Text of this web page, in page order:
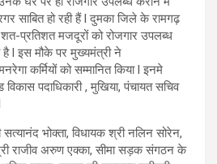
साबित हो रही हैं l दुमका जिले के रामगढ़
प्रतिशत मजदूरों को रोजगार उपलब्ध
है l इस मौके पर मुख्यमंत्री ने
कर्मियों को सम्मानित किया l इनमे
विकास पदाधिकारी , मुखिया, पंचायत सचिव
भोक्ता, विधायक श्री नलिन सोरेन,
राजीव अरुण एक्का, सीमा सड़क संगठन के